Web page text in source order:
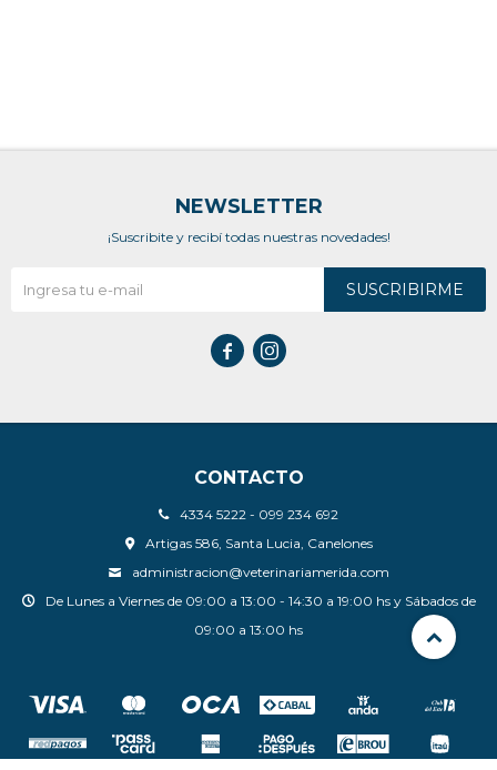
CONTACTO
4334 5222 - 099 234 692
Artigas 586, Santa Lucia, Canelones
administracion@veterinariamerida.com
De Lunes a Viernes de 09:00 a 13:00 - 14:30 a 19:00 hs y Sábados de
09:00 a 13:00 hs
NEWSLETTER
¡Suscribite y recibí todas nuestras novedades!
SUSCRIBIRME
 